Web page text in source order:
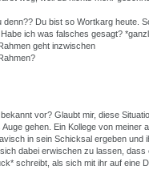
denn?? Du bist so Wortkarg heute.
ich was falsches gesagt?
geht inzwischen
vor? Glaubt mir, diese
gehen. Ein Kollege von meiner
in sein Schicksal ergeben und
dabei erwischen zu lassen,
schreibt, als sich mit ihr auf eine